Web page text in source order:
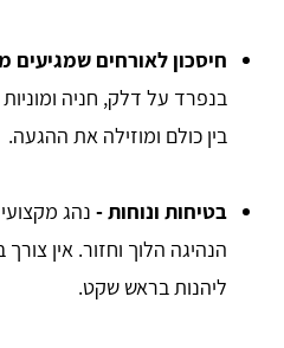
חיסכון לאורחים שמגיעים
בנפרד על דלק, חניה
בין כולם ומוזילה את ההגעה.
בטיחות ונוחות - נהג
הנהיגה הלוך וחזור. אין
ליהנות בראש שקט.